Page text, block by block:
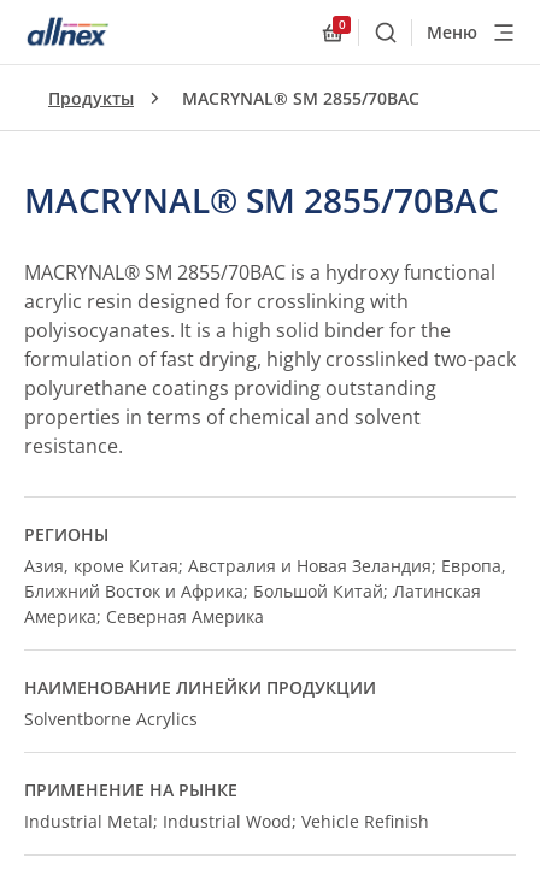
0
ПоискМеню
Продукты MACRYNAL® SM 2855/70BAC
MACRYNAL® SM 2855/70BAC
MACRYNAL® SM 2855/70BAC is a hydroxy functional
acrylic resin designed for crosslinking with
polyisocyanates. It is a high solid binder for the
formulation of fast drying, highly crosslinked two-pack
polyurethane coatings providing outstanding
properties in terms of chemical and solvent
resistance.
РЕГИОНЫ
Азия, кроме Китая; Австралия и Новая Зеландия; Европа,
Ближний Восток и Африка; Большой Китай; Латинская
Америка; Северная Америка
НАИМЕНОВАНИЕ ЛИНЕЙКИ ПРОДУКЦИИ
Solventborne Acrylics
ПРИМЕНЕНИЕ НА РЫНКЕ
Industrial Metal; Industrial Wood; Vehicle Refinish